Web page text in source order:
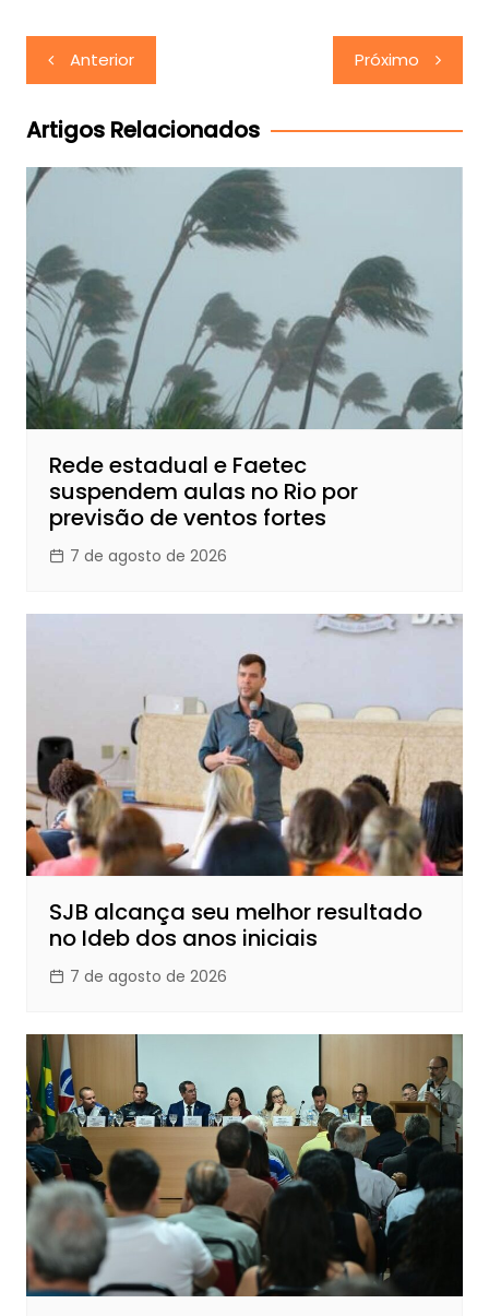
Navegação
de
Post
Anterior Próximo
Artigos Relacionados
Rede estadual e Faetec
suspendem aulas no Rio por
previsão de ventos fortes
7 de agosto de 2026
SJB alcança seu melhor resultado
no Ideb dos anos iniciais
7 de agosto de 2026